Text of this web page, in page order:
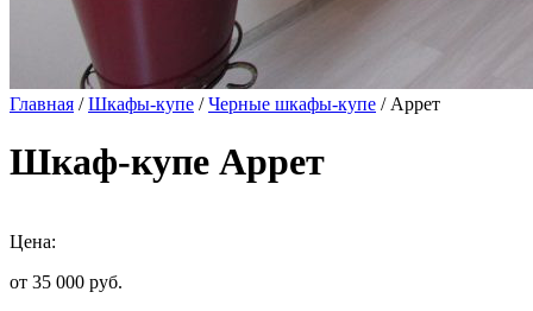
Главная /Шкафы-купе /Черные шкафы-купе / Аррет
Шкаф-купе Аррет
Цена:
от 35 000 руб.